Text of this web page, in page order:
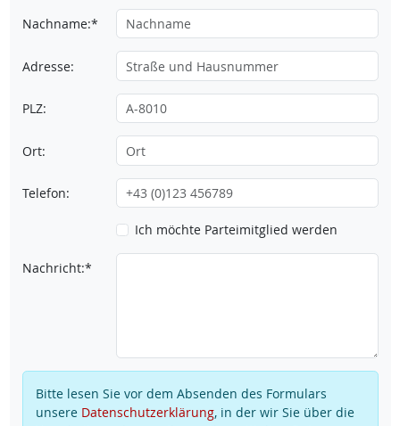
Nachname:*
Adresse:
PLZ:
Ort:
Telefon:
Ich möchte Parteimitglied werden
Nachricht:*
Bitte lesen Sie vor dem Absenden des Formulars
unsere Datenschutzerklärung, in der wir Sie über die